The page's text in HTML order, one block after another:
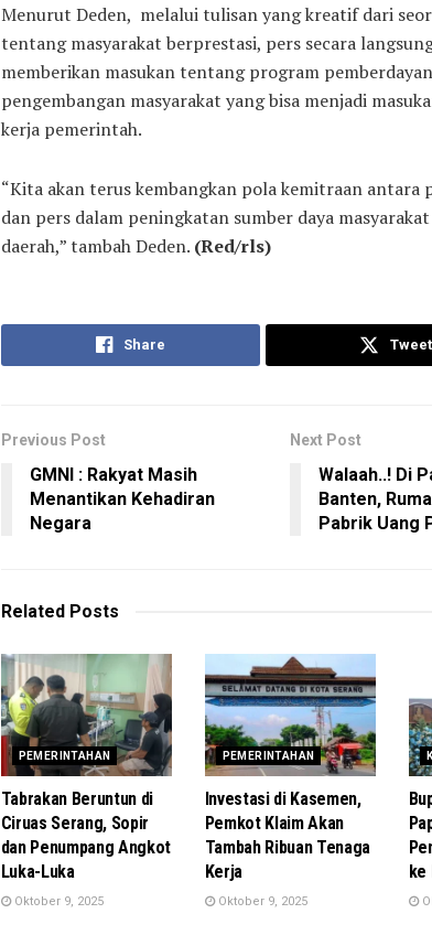
Menurut Deden, melalui tulisan yang kreatif dari
tentang masyarakat berprestasi, pers secara
memberikan masukan tentang program
pengembangan masyarakat yang bisa menjadi
kerja pemerintah.
“Kita akan terus kembangkan pola kemitraan antara
dan pers dalam peningkatan sumber daya
daerah,” tambah Deden. (Red/rls)
Share Tweet
Previous Post
GMNI : Rakyat Masih
Menantikan Kehadiran
Negara
Next Post
Walaah..! Di
Banten,
Pabrik Uang
RelatedPosts
PEMERINTAHAN
Tabrakan Beruntun di
Ciruas Serang, Sopir
dan Penumpang Angkot
Luka-Luka
Oktober 9, 2025
PEMERINTAHAN
Investasi di Kasemen,
Pemkot Klaim Akan
Tambah Ribuan Tenaga
Kerja
Oktober 9, 2025
ke